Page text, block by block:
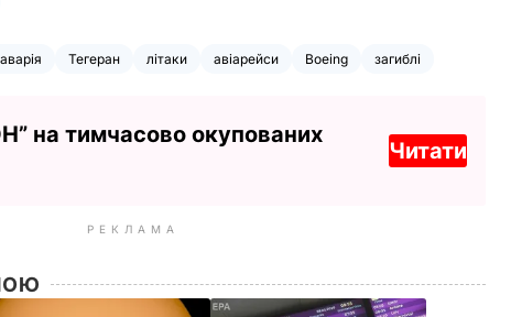
аварія Тегеран літаки авіарейси Boeing загиблі
на тимчасово окупованих
Читати
РЕКЛАМА